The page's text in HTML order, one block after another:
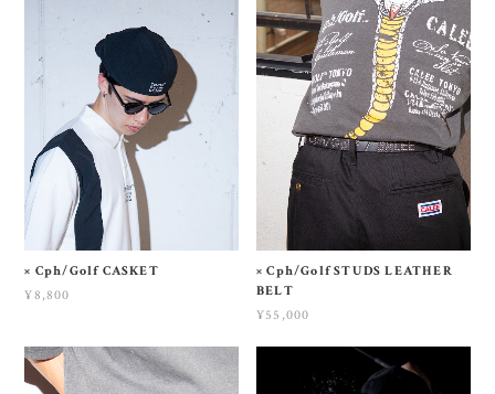
× Cph/Golf CASKET
¥8,800
× Cph/Golf STUDS LEATHER
BELT
¥55,000